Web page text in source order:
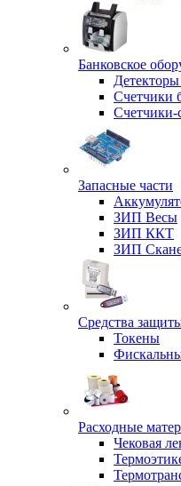
Банковское
Счетчики
Запасные части
ЗИП Весы
ЗИП ККТ
ЗИП
Средства
Токены
Расходные
Чековая